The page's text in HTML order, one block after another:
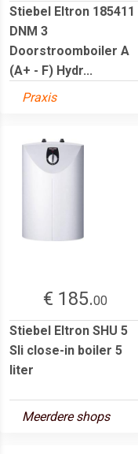
Stiebel Eltron 185411
DNM 3
Doorstroomboiler A
(A+ - F) Hydr...
Praxis
€ 185.00
Stiebel Eltron SHU 5
Sli close-in boiler 5
liter
Meerdere shops